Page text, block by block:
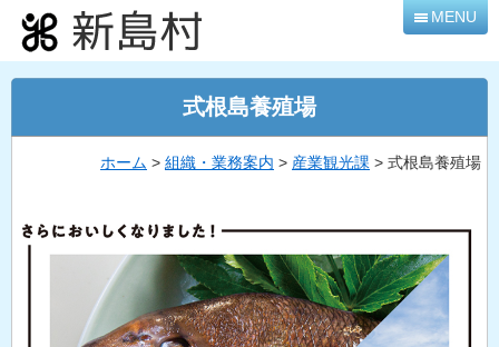
本
文
へ
移
MENU
式根島養殖場
ホーム > 組織・業務案内 > 産業観光課 > 式根島養殖場